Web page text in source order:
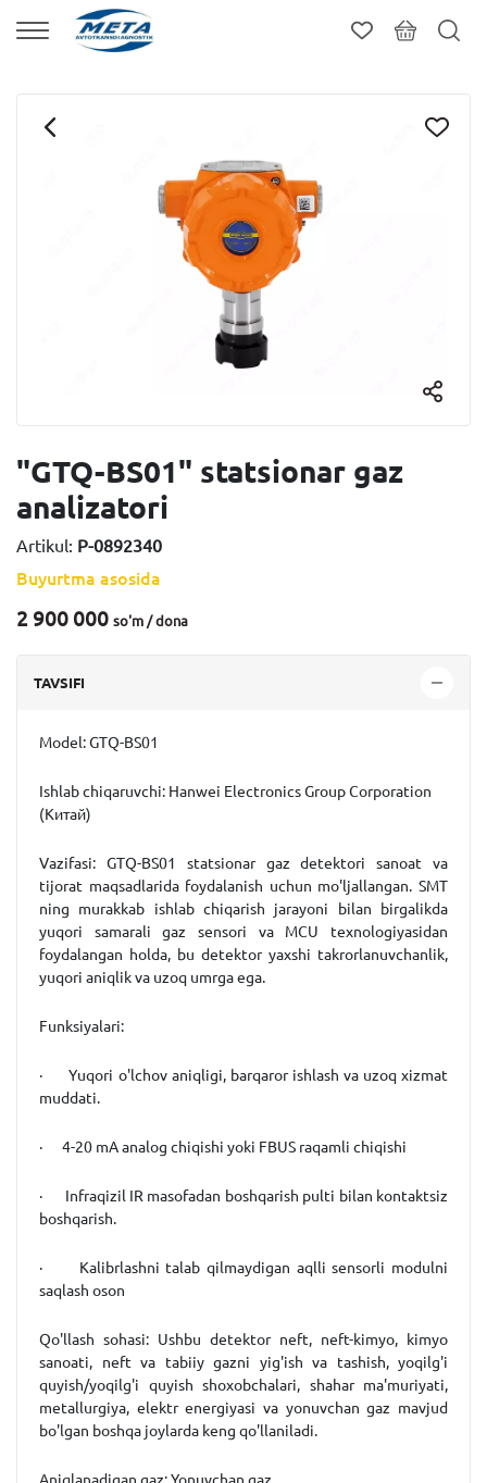
"GTQ-BS01" statsionar gaz
analizatori
Artikul: P-0892340
Buyurtma asosida
2 900 000 so'm / dona
TAVSIFI
Model:GTQ-BS01
Ishlab chiqaruvchi: Hanwei Electronics Group Corporation
(Китай)
Vazifasi: GTQ-BS01 statsionar gaz detektori sanoat va
tijorat maqsadlarida foydalanish uchun mo'ljallangan. SMT
ning murakkab ishlab chiqarish jarayoni bilan birgalikda
yuqori samarali gaz sensori va MCU texnologiyasidan
foydalangan holda, bu detektor yaxshi takrorlanuvchanlik,
yuqori aniqlik va uzoq umrga ega.
Funksiyalari:
· Yuqori o'lchov aniqligi, barqaror ishlash va uzoq xizmat
muddati.
· 4-20 mA analog chiqishi yoki FBUS raqamli chiqishi
· Infraqizil IR masofadan boshqarish pulti bilan kontaktsiz
boshqarish.
· Kalibrlashni talab qilmaydigan aqlli sensorli modulni
saqlash oson
Qo'llash sohasi: Ushbu detektor neft, neft-kimyo, kimyo
sanoati, neft va tabiiy gazni yig'ish va tashish, yoqilg'i
quyish/yoqilg'i quyish shoxobchalari, shahar ma'muriyati,
metallurgiya, elektr energiyasi va yonuvchan gaz mavjud
bo'lgan boshqa joylarda keng qo'llaniladi.